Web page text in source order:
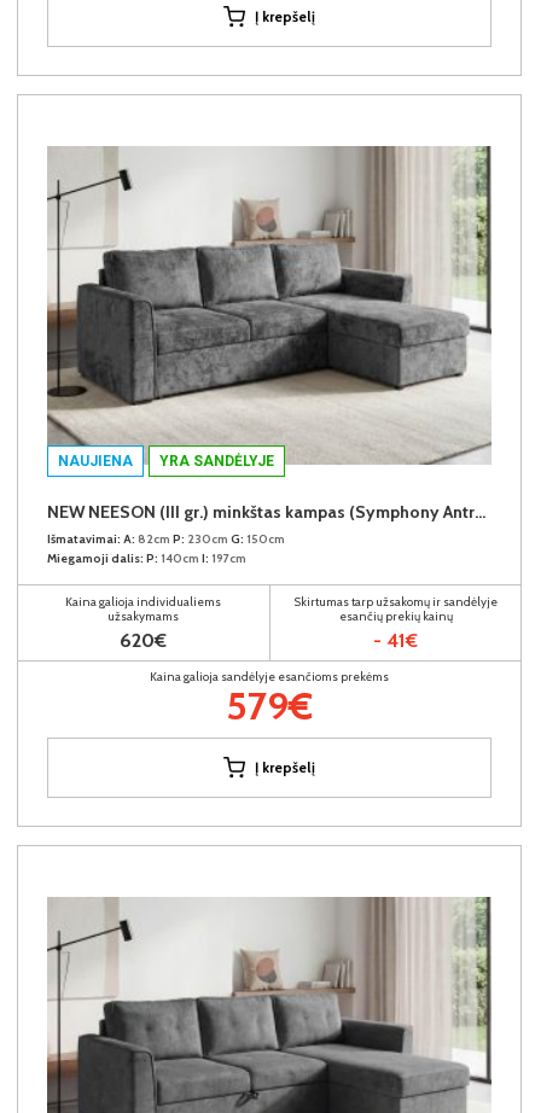
Į krepšelį
NAUJIENA YRA SANDĖLYJE
NEW NEESON (III gr.) minkštas kampas (Symphony Antracite-20)
Išmatavimai: A: 82cm P: 230cm G: 150cm
Miegamoji dalis: P: 140cm I: 197cm
Kaina galioja individualiems
užsakymams
620€
Skirtumas tarp užsakomų ir sandėlyje
esančių prekių kainų
- 41€
Kaina galioja sandėlyje esančioms prekėms
579€
Į krepšelį